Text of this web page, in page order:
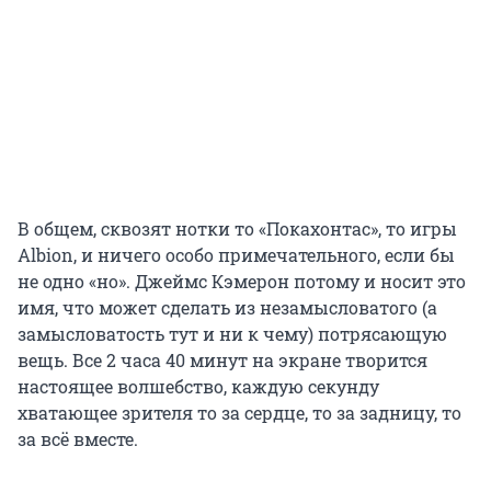
В общем, сквозят нотки то «Покахонтас», то игры
Albion, и ничего особо примечательного, если бы
не одно «но». Джеймс Кэмерон потому и носит это
имя, что может сделать из незамысловатого (а
замысловатость тут и ни к чему) потрясающую
вещь. Все 2 часа 40 минут на экране творится
настоящее волшебство, каждую секунду
хватающее зрителя то за сердце, то за задницу, то
за всё вместе.